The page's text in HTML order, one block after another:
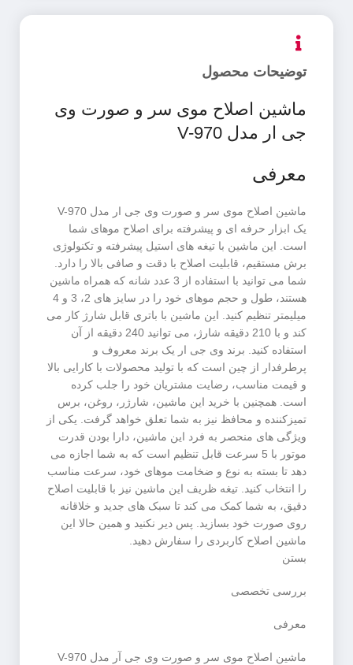
توضیحات محصول
ماشین اصلاح موی سر و صورت وی
جی ار مدل V-970
معرفی
ماشین اصلاح موی سر و صورت وی جی ار مدل V-970
یک ابزار حرفه ای و پیشرفته برای اصلاح موهای شما
است. این ماشین با تیغه های استیل پیشرفته و تکنولوژی
برش مستقیم، قابلیت اصلاح با دقت و صافی بالا را دارد.
شما می توانید با استفاده از 3 عدد شانه که همراه ماشین
هستند، طول و حجم موهای خود را در سایز های 2، 3 و 4
میلیمتر تنظیم کنید. این ماشین با باتری قابل شارژ کار می
کند و با 210 دقیقه شارژ، می توانید 240 دقیقه از آن
استفاده کنید. برند وی جی ار یک برند معروف و
پرطرفدار از چین است که با تولید محصولات با کارایی بالا
و قیمت مناسب، رضایت مشتریان خود را جلب کرده
است. همچنین با خرید این ماشین، شارژر، روغن، برس
تمیزکننده و محافظ نیز به شما تعلق خواهد گرفت. یکی از
ویژگی های منحصر به فرد این ماشین، دارا بودن قدرت
موتور با 5 سرعت قابل تنظیم است که به شما اجازه می
دهد تا بسته به نوع و ضخامت موهای خود، سرعت مناسب
را انتخاب کنید. تیغه ظریف این ماشین نیز با قابلیت اصلاح
دقیق، به شما کمک می کند تا سبک های جدید و خلاقانه
روی صورت خود بسازید. پس دیر نکنید و همین حالا این
ماشین اصلاح کاربردی را سفارش دهید.
بستن
بررسی تخصصی
معرفی
ماشین اصلاح موی سر و صورت وی جی آر مدل V-970